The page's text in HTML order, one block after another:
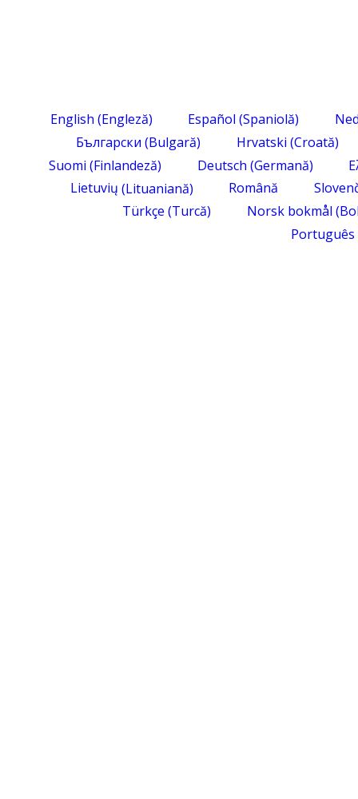
English (Engleză) Español (Spaniolă)
Български (Bulgară) Hrvatski (Croată)
Suomi (Finlandeză) Deutsch (Germană)
Lietuvių (Lituaniană) Română
Türkçe (Turcă) Norsk bokmål (
Português